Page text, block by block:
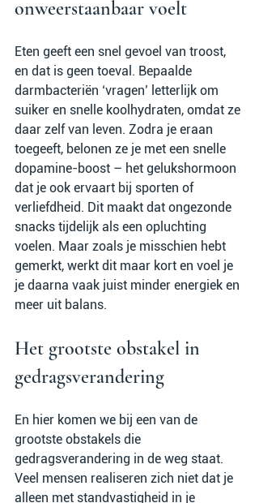
onweerstaanbaar voelt
Eten geeft een snel gevoel van troost,
en dat is geen toeval. Bepaalde
darmbacteriën ‘vragen’ letterlijk om
suiker en snelle koolhydraten, omdat ze
daar zelf van leven. Zodra je eraan
toegeeft, belonen ze je met een snelle
dopamine-boost – het gelukshormoon
dat je ook ervaart bij sporten of
verliefdheid. Dit maakt dat ongezonde
snacks tijdelijk als een opluchting
voelen. Maar zoals je misschien hebt
gemerkt, werkt dit maar kort en voel je
je daarna vaak juist minder energiek en
meer uit balans.
Het grootste obstakel in
gedragsverandering
En hier komen we bij een van de
grootste obstakels die
gedragsverandering in de weg staat.
Veel mensen realiseren zich niet dat je
alleen met standvastigheid in je